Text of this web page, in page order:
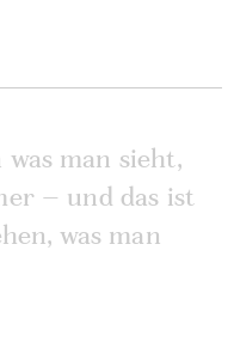
was man sieht,
– und das ist
was man